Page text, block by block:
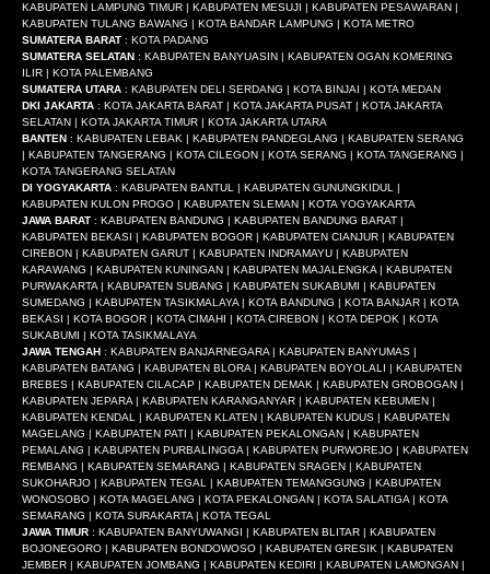
KABUPATEN LAMPUNG TIMUR | KABUPATEN MESUJI | KABUPATEN PESAWARAN |
KABUPATEN TULANG BAWANG | KOTA BANDAR LAMPUNG | KOTA METRO
SUMATERA BARAT : KOTA PADANG
SUMATERA SELATAN : KABUPATEN BANYUASIN | KABUPATEN OGAN KOMERING
ILIR | KOTA PALEMBANG
SUMATERA UTARA : KABUPATEN DELI SERDANG | KOTA BINJAI | KOTA MEDAN
DKI JAKARTA : KOTA JAKARTA BARAT | KOTA JAKARTA PUSAT | KOTA JAKARTA
SELATAN | KOTA JAKARTA TIMUR | KOTA JAKARTA UTARA
BANTEN : KABUPATEN LEBAK | KABUPATEN PANDEGLANG | KABUPATEN SERANG
| KABUPATEN TANGERANG | KOTA CILEGON | KOTA SERANG | KOTA TANGERANG |
KOTA TANGERANG SELATAN
DI YOGYAKARTA : KABUPATEN BANTUL | KABUPATEN GUNUNGKIDUL |
KABUPATEN KULON PROGO | KABUPATEN SLEMAN | KOTA YOGYAKARTA
JAWA BARAT : KABUPATEN BANDUNG | KABUPATEN BANDUNG BARAT |
KABUPATEN BEKASI | KABUPATEN BOGOR | KABUPATEN CIANJUR | KABUPATEN
CIREBON | KABUPATEN GARUT | KABUPATEN INDRAMAYU | KABUPATEN
KARAWANG | KABUPATEN KUNINGAN | KABUPATEN MAJALENGKA | KABUPATEN
PURWAKARTA | KABUPATEN SUBANG | KABUPATEN SUKABUMI | KABUPATEN
SUMEDANG | KABUPATEN TASIKMALAYA | KOTA BANDUNG | KOTA BANJAR | KOTA
BEKASI | KOTA BOGOR | KOTA CIMAHI | KOTA CIREBON | KOTA DEPOK | KOTA
SUKABUMI | KOTA TASIKMALAYA
JAWA TENGAH : KABUPATEN BANJARNEGARA | KABUPATEN BANYUMAS |
KABUPATEN BATANG | KABUPATEN BLORA | KABUPATEN BOYOLALI | KABUPATEN
BREBES | KABUPATEN CILACAP | KABUPATEN DEMAK | KABUPATEN GROBOGAN |
KABUPATEN JEPARA | KABUPATEN KARANGANYAR | KABUPATEN KEBUMEN |
KABUPATEN KENDAL | KABUPATEN KLATEN | KABUPATEN KUDUS | KABUPATEN
MAGELANG | KABUPATEN PATI | KABUPATEN PEKALONGAN | KABUPATEN
PEMALANG | KABUPATEN PURBALINGGA | KABUPATEN PURWOREJO | KABUPATEN
REMBANG | KABUPATEN SEMARANG | KABUPATEN SRAGEN | KABUPATEN
SUKOHARJO | KABUPATEN TEGAL | KABUPATEN TEMANGGUNG | KABUPATEN
WONOSOBO | KOTA MAGELANG | KOTA PEKALONGAN | KOTA SALATIGA | KOTA
SEMARANG | KOTA SURAKARTA | KOTA TEGAL
JAWA TIMUR : KABUPATEN BANYUWANGI | KABUPATEN BLITAR | KABUPATEN
BOJONEGORO | KABUPATEN BONDOWOSO | KABUPATEN GRESIK | KABUPATEN
JEMBER | KABUPATEN JOMBANG | KABUPATEN KEDIRI | KABUPATEN LAMONGAN |